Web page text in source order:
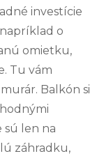
investície
o
omietku,
Tu vám
Balkón si
sú len na
záhradku,